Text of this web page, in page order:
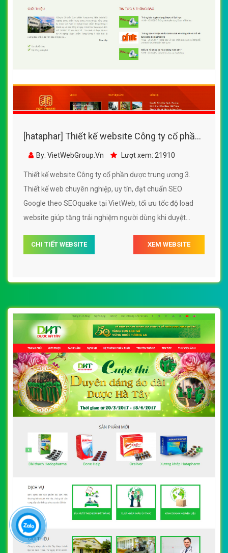
[hataphar] Thiết kế website Công ty cổ phần
dược trung ương 3
By: VietWebGroup.Vn Lượt xem: 21910
Thiết kế website Công ty cổ phần dược trung ương 3.
Thiết kế web chuyên nghiệp, uy tín, đạt chuẩn SEO
Google theo SEOquake tại VietWeb, tối ưu tốc độ load
website giúp tăng trải nghiệm người dùng khi duyệt
CHI TIẾT WEBSITE XEM WEBSITE